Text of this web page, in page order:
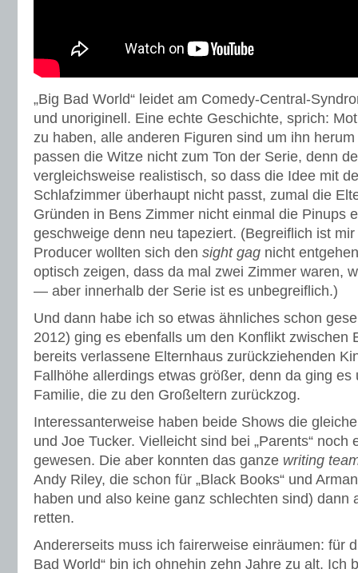
„Big Bad World“ leidet am Comedy-Central-
und unoriginell. Eine echte Geschichte, sprich:
zu haben, alle anderen Figuren sind um ihn
passen die Witze nicht zum Ton der Serie, denn
vergleichsweise realistisch, so dass die Idee mit
Schlafzimmer überhaupt nicht passt, zumal die
Gründen in Bens Zimmer nicht einmal die Pinups
geschweige denn neu tapeziert. (Begreiflich ist
Producer wollten sich den sight gag nicht
optisch zeigen, dass da mal zwei Zimmer waren,
— aber innerhalb der Serie ist es unbegreiflich.)
Und dann habe ich so etwas ähnliches schon
2012) ging es ebenfalls um den Konflikt zwischen
bereits verlassene Elternhaus zurückziehenden
Fallhöhe allerdings etwas größer, denn da ging es
Familie, die zu den Großeltern zurückzog.
Interessanterweise haben beide Shows die
und Joe Tucker. Vielleicht sind bei „Parents“ noch
gewesen. Die aber konnten das ganze writing
Andy Riley, die schon für „Black Books“ und
haben und also keine ganz schlechten sind) dann
retten.
Andererseits muss ich fairerweise einräumen: für
Bad World“ bin ich ohnehin zehn Jahre zu alt. Ich